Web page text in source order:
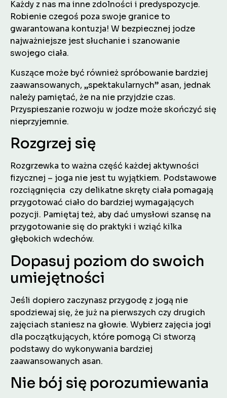
Każdy z nas ma inne zdolności i predyspozycje.
Robienie czegoś poza swoje granice to
gwarantowana kontuzja! W bezpiecznej jodze
najważniejsze jest słuchanie i szanowanie
swojego ciała.
Kuszące może być również spróbowanie bardziej
zaawansowanych, „spektakularnych” asan, jednak
należy pamiętać, że na nie przyjdzie czas.
Przyspieszanie rozwoju w jodze może skończyć się
nieprzyjemnie.
Rozgrzej się
Rozgrzewka to ważna część każdej aktywności
fizycznej – joga nie jest tu wyjątkiem. Podstawowe
rozciągnięcia czy delikatne skręty ciała pomagają
przygotować ciało do bardziej wymagających
pozycji. Pamiętaj też, aby dać umysłowi szansę na
przygotowanie się do praktyki i wziąć kilka
głębokich wdechów.
Dopasuj poziom do swoich
umiejętności
Jeśli dopiero zaczynasz przygodę z jogą nie
spodziewaj się, że już na pierwszych czy drugich
zajęciach staniesz na głowie. Wybierz zajęcia jogi
dla początkujących, które pomogą Ci stworzą
podstawy do wykonywania bardziej
zaawansowanych asan.
Nie bój się porozumiewania